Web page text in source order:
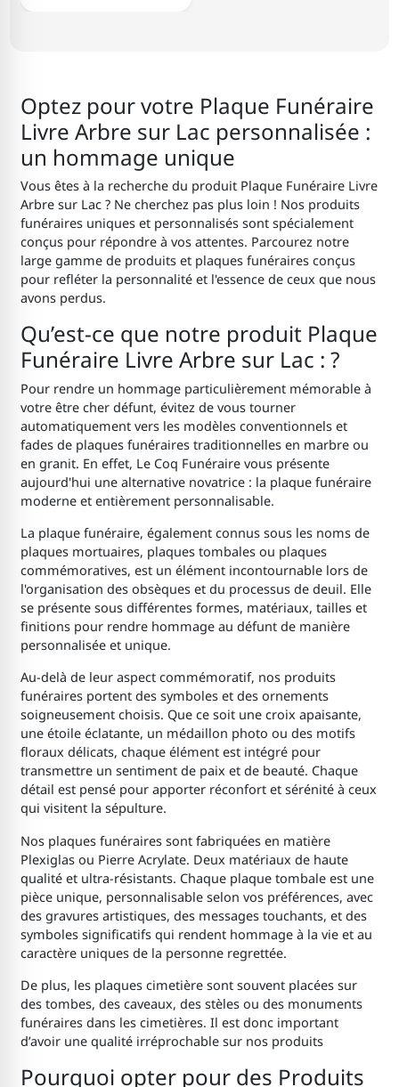
Optez pour votre Plaque Funéraire
Livre Arbre sur Lac personnalisée :
un hommage unique
Vous êtes à la recherche du produit Plaque Funéraire Livre
Arbre sur Lac ? Ne cherchez pas plus loin ! Nos produits
funéraires uniques et personnalisés sont spécialement
conçus pour répondre à vos attentes. Parcourez notre
large gamme de produits et plaques funéraires conçus
pour refléter la personnalité et l'essence de ceux que nous
avons perdus.
Qu’est-ce que notre produit Plaque
Funéraire Livre Arbre sur Lac : ?
Pour rendre un hommage particulièrement mémorable à
votre être cher défunt, évitez de vous tourner
automatiquement vers les modèles conventionnels et
fades de plaques funéraires traditionnelles en marbre ou
en granit. En effet, Le Coq Funéraire vous présente
aujourd'hui une alternative novatrice : la plaque funéraire
moderne et entièrement personnalisable.
La plaque funéraire, également connus sous les noms de
plaques mortuaires, plaques tombales ou plaques
commémoratives, est un élément incontournable lors de
l'organisation des obsèques et du processus de deuil. Elle
se présente sous différentes formes, matériaux, tailles et
finitions pour rendre hommage au défunt de manière
personnalisée et unique.
Au-delà de leur aspect commémoratif, nos produits
funéraires portent des symboles et des ornements
soigneusement choisis. Que ce soit une croix apaisante,
une étoile éclatante, un médaillon photo ou des motifs
floraux délicats, chaque élément est intégré pour
transmettre un sentiment de paix et de beauté. Chaque
détail est pensé pour apporter réconfort et sérénité à ceux
qui visitent la sépulture.
Nos plaques funéraires sont fabriquées en matière
Plexiglas ou Pierre Acrylate. Deux matériaux de haute
qualité et ultra-résistants. Chaque plaque tombale est une
pièce unique, personnalisable selon vos préférences, avec
des gravures artistiques, des messages touchants, et des
symboles significatifs qui rendent hommage à la vie et au
caractère uniques de la personne regrettée.
De plus, les plaques cimetière sont souvent placées sur
des tombes, des caveaux, des stèles ou des monuments
funéraires dans les cimetières. Il est donc important
d’avoir une qualité irréprochable sur nos produits
Pourquoi opter pour des Produits